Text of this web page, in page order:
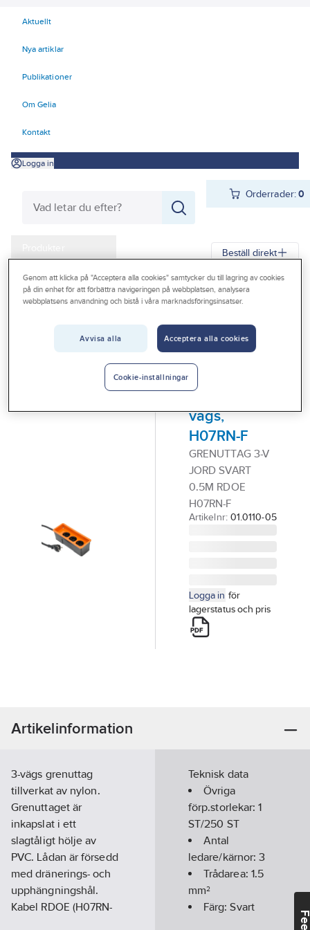
Aktuellt
Nya artiklar
Publikationer
Om Gelia
Kontakt
Logga in
Orderrader:0
Kampanjer
Outlet
Beställ direkt
Gelia Produkter El
Centraler och säkringar 20-24
24 Tillfällig el, uttagsstolpar, byggcentraler
Stickproppar, Skarvkablar, Kabelvindor
Grenuttag
jordat, 3-
vägs,
H07RN-F
GRENUTTAG 3-V
JORD SVART
0.5M RDOE
H07RN-F
Artikelnr: 01.0110-05
Logga in för
lagerstatus och pris
Artikelinformation
3-vägs grenuttag
tillverkat av nylon.
Grenuttaget är
inkapslat i ett
slagtåligt hölje av
PVC. Lådan är försedd
med dränerings- och
upphängningshål.
Kabel RDOE (H07RN-
Teknisk data
Övriga
förp.storlekar:1
ST/250 ST
Antal
ledare/kärnor:3
Trådarea: 1.5
mm²
Färg:Svart
Genom att klicka på "Acceptera alla cookies" samtycker du till lagring av cookies
på din enhet för att förbättra navigeringen på webbplatsen, analysera
webbplatsens användning och bistå i våra marknadsföringsinsatser.
Avvisa alla Acceptera alla cookies
Cookie-inställningar